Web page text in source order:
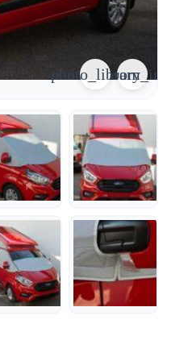
zoom_in
photo_library